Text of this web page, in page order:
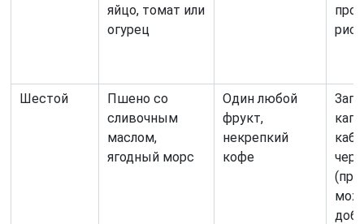
яйцо, томат или
огурец
рис
Шестой
Пшено со
сливочным
маслом,
ягодный морс
Один любой
фрукт,
некрепкий
кофе